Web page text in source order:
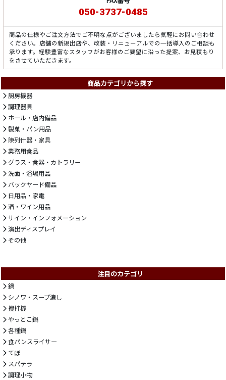
050-3737-0485
商品の仕様やご注文方法でご不明な点がございましたら気軽にお問い合わせ
ください。店舗の新規出店や、改装・リニューアルでの一括導入のご相談も
承ります。経験豊富なスタッフがお客様のご要望に沿った提案、お見積もり
をさせていただきます。
商品カテゴリから探す
厨房機器
調理器具
ホール・店内備品
製菓・パン用品
陳列什器・家具
業務用食品
グラス・食器・カトラリー
洗面・浴場用品
バックヤード備品
日用品・家電
酒・ワイン用品
サイン・インフォメーション
演出ディスプレイ
その他
注目のカテゴリ
鍋
シノワ・スープ漉し
攪拌機
やっとこ鍋
各種鍋
食パンスライサー
てぼ
スパテラ
調理小物